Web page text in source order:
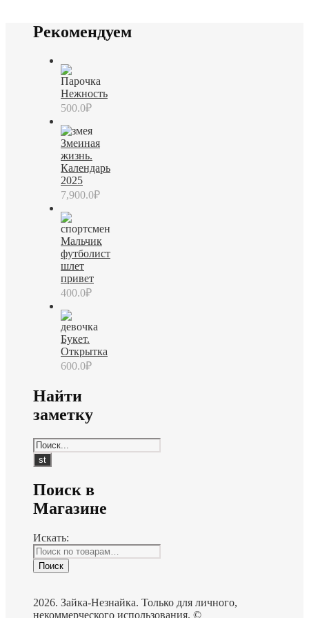
Рекомендуем
Нежность
500.0₽
Змеиная
жизнь.
Календарь
2025
7,900.0₽
Мальчик
футболист
шлет
привет
400.0₽
Букет.
Открытка
600.0₽
Найти
заметку
Поиск в
Магазине
Искать:
Поиск
2026. Зайка-Незнайка. Только для личного,
некоммерческого использования. ©